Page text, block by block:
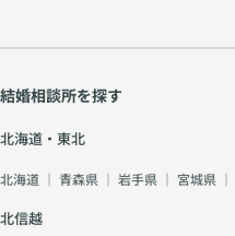
結婚相談所を探す
北海道・東北
北海道 ｜ 青森県 ｜ 岩手県 ｜ 宮城県 ｜
北信越